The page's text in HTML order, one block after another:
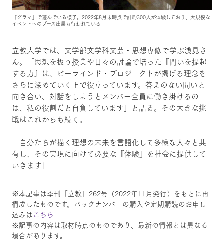
『グラマ』で遊んでいる様子。2022年8月末時点で計約300人が体験しており、大規模な
イベントへのブース出展も行われている
立教大学では、文学部文学科文芸・思想専修で学ぶ浅見さ
ん。「思想を扱う授業や日々の討論で培った『問いを提起
する力』は、ビーラインド・プロジェクトが掲げる理念を
さらに深めていく上で役立っています。答えのない問いと
向き合い、対話をしようとメンバー全員に働き掛けるの
は、私の役割だと自負しています」と語る。その大きな挑
戦はこれからも続く。
「自分たちが描く理想の未来を言語化して多様な人々と共
有し、その実現に向けて必要な『体験』を社会に提供して
いきます」
※本記事は季刊「立教」262号（2022年11月発行）をもとに再
構成したものです。バックナンバーの購入や定期購読のお申し
込みはこちら
※記事の内容は取材時点のものであり、最新の情報とは異なる
場合があります。